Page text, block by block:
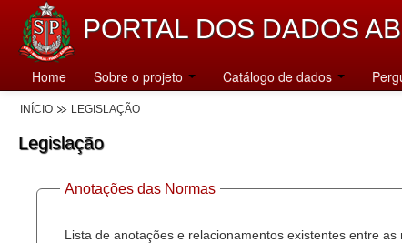
PORTAL DOS DADOS
Home Sobre o projeto Catálogo de dados
INÍCIO LEGISLAÇÃO
Legislação
Anotações das Normas
Lista de anotações e relacionamentos existentes entre